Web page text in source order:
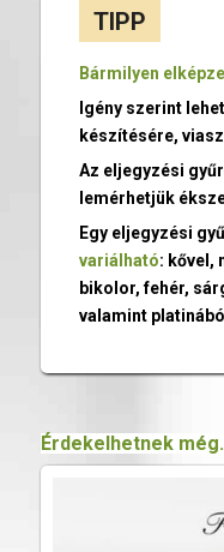
TIPP
Bármilyen
Igény szerint
készítésére,
Az eljegyzési
lemérhetjük
Egy eljegyzési
variálható: kővel,
bikolor, fehér,
valamint
Érdekelhetnek